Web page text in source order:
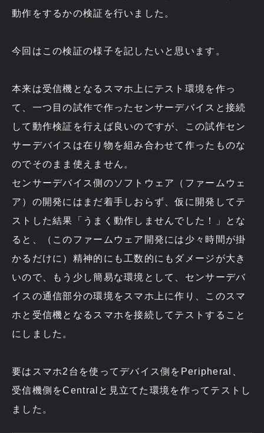
動作をするかの検証を行いました。
今回はこの検証の様子を記したいと思います。
本来は受信機となるスマホ上にテスト環境を作っ
て、一つ目の試作で作ったセンサーデバイスと接続
して動作検証を行えば良いのですが、この試作セン
サーデバイスは在り物を組み合わせて作ったものな
のでそのまま使えません。
センサーデバイス側のソフトウェア（ファームウェ
ア）の開発にはまだ着手しおらず、仮に開発してテ
ストした結果「うまく動作しませんでした！」とな
ると、（このファームウェア開発には少々時間が掛
かるだけに）精神的にも工数的にもダメージが大き
いので、もう少し簡易な環境として、センサーデバ
イスの通信部分の環境をスマホ上に作り、このスマ
ホと受信機となるスマホを接続してテストすること
にしました。
要はスマホ2台を使ってデバイス側をPeripheral、
受信機側をCentralと見立てた環境を作ってテストし
ました。